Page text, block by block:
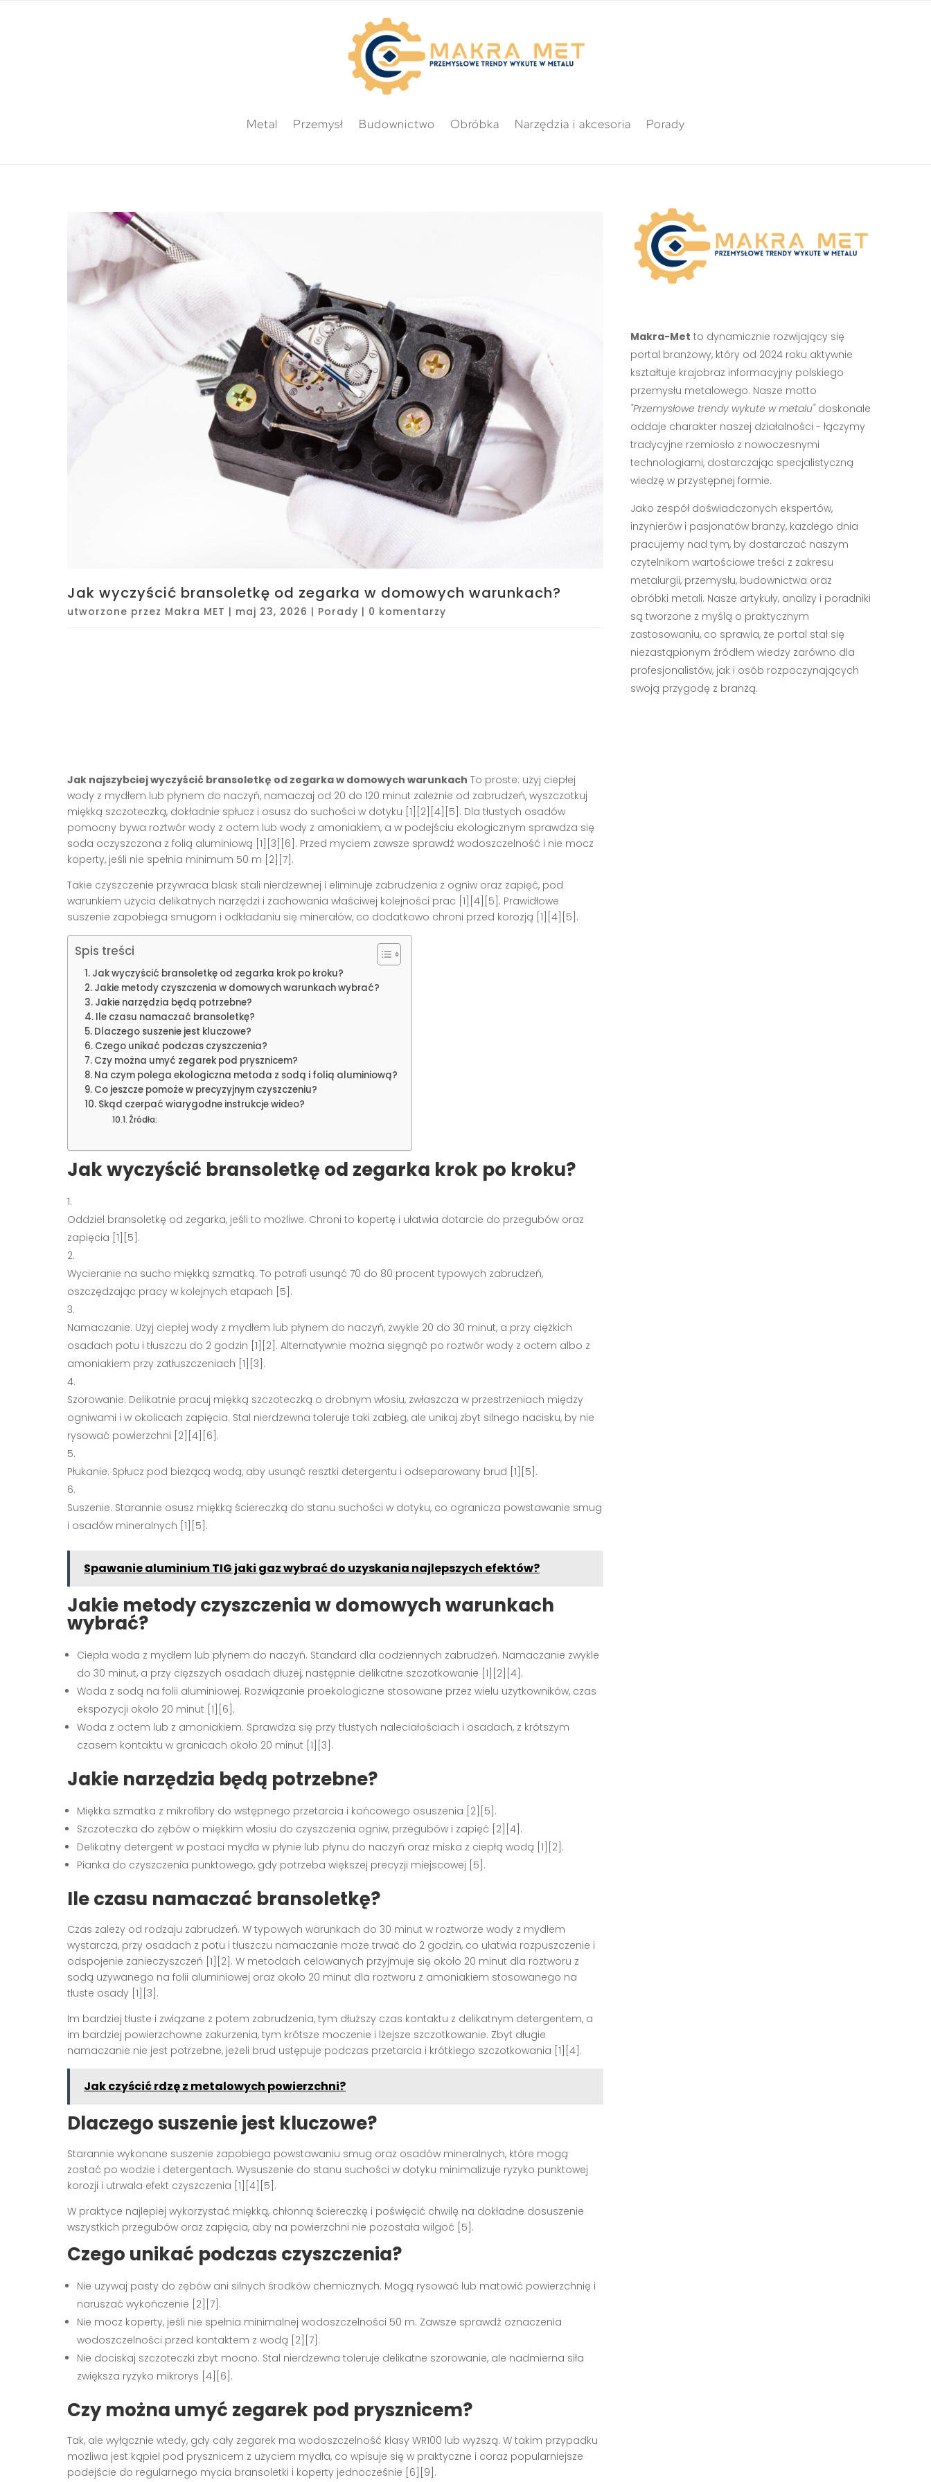
Metal Przemysł Budownictwo Obróbka Narzędzia i akcesoria Porady
Jak wyczyścić bransoletkę od zegarka w domowych warunkach?
utworzone przez Makra MET | maj 23, 2026 | Porady | 0 komentarzy
Jak najszybciej wyczyścić bransoletkę od zegarka w domowych warunkach To proste: użyj ciepłej
wody z mydłem lub płynem do naczyń, namaczaj od 20 do 120 minut zależnie od zabrudzeń, wyszczotkuj
miękką szczoteczką, dokładnie spłucz i osusz do suchości w dotyku [1][2][4][5]. Dla tłustych osadów
pomocny bywa roztwór wody z octem lub wody z amoniakiem, a w podejściu ekologicznym sprawdza się
soda oczyszczona z folią aluminiową [1][3][6]. Przed myciem zawsze sprawdź wodoszczelność i nie mocz
koperty, jeśli nie spełnia minimum 50 m [2][7].
Takie czyszczenie przywraca blask stali nierdzewnej i eliminuje zabrudzenia z ogniw oraz zapięć, pod
warunkiem użycia delikatnych narzędzi i zachowania właściwej kolejności prac [1][4][5]. Prawidłowe
suszenie zapobiega smugom i odkładaniu się minerałów, co dodatkowo chroni przed korozją [1][4][5].
Spis treści
Jak wyczyścić bransoletkę od zegarka krok po kroku?
Jakie metody czyszczenia w domowych warunkach wybrać?
Jakie narzędzia będą potrzebne?
Ile czasu namaczać bransoletkę?
Dlaczego suszenie jest kluczowe?
Czego unikać podczas czyszczenia?
Czy można umyć zegarek pod prysznicem?
Na czym polega ekologiczna metoda z sodą i folią aluminiową?
Co jeszcze pomoże w precyzyjnym czyszczeniu?
Skąd czerpać wiarygodne instrukcje wideo?
Źródła:
Jak wyczyścić bransoletkę od zegarka krok po kroku?
Oddziel bransoletkę od zegarka, jeśli to możliwe. Chroni to kopertę i ułatwia dotarcie do przegubów oraz
zapięcia [1][5].
Wycieranie na sucho miękką szmatką. To potrafi usunąć 70 do 80 procent typowych zabrudzeń,
oszczędzając pracy w kolejnych etapach [5].
Namaczanie. Użyj ciepłej wody z mydłem lub płynem do naczyń, zwykle 20 do 30 minut, a przy ciężkich
osadach potu i tłuszczu do 2 godzin [1][2]. Alternatywnie można sięgnąć po roztwór wody z octem albo z
amoniakiem przy zatłuszczeniach [1][3].
Szorowanie. Delikatnie pracuj miękką szczoteczką o drobnym włosiu, zwłaszcza w przestrzeniach między
ogniwami i w okolicach zapięcia. Stal nierdzewna toleruje taki zabieg, ale unikaj zbyt silnego nacisku, by nie
rysować powierzchni [2][4][6].
Płukanie. Spłucz pod bieżącą wodą, aby usunąć resztki detergentu i odseparowany brud [1][5].
Suszenie. Starannie osusz miękką ściereczką do stanu suchości w dotyku, co ogranicza powstawanie smug
i osadów mineralnych [1][5].
Spawanie aluminium TIG jaki gaz wybrać do uzyskania najlepszych efektów?
Jakie metody czyszczenia w domowych warunkach
wybrać?
Ciepła woda z mydłem lub płynem do naczyń. Standard dla codziennych zabrudzeń. Namaczanie zwykle
do 30 minut, a przy cięższych osadach dłużej, następnie delikatne szczotkowanie [1][2][4].
Woda z sodą na folii aluminiowej. Rozwiązanie proekologiczne stosowane przez wielu użytkowników, czas
ekspozycji około 20 minut [1][6].
Woda z octem lub z amoniakiem. Sprawdza się przy tłustych naleciałościach i osadach, z krótszym
czasem kontaktu w granicach około 20 minut [1][3].
Jakie narzędzia będą potrzebne?
Miękka szmatka z mikrofibry do wstępnego przetarcia i końcowego osuszenia [2][5].
Szczoteczka do zębów o miękkim włosiu do czyszczenia ogniw, przegubów i zapięć [2][4].
Delikatny detergent w postaci mydła w płynie lub płynu do naczyń oraz miska z ciepłą wodą [1][2].
Pianka do czyszczenia punktowego, gdy potrzeba większej precyzji miejscowej [5].
Ile czasu namaczać bransoletkę?
Czas zależy od rodzaju zabrudzeń. W typowych warunkach do 30 minut w roztworze wody z mydłem
wystarcza, przy osadach z potu i tłuszczu namaczanie może trwać do 2 godzin, co ułatwia rozpuszczenie i
odspojenie zanieczyszczeń [1][2]. W metodach celowanych przyjmuje się około 20 minut dla roztworu z
sodą używanego na folii aluminiowej oraz około 20 minut dla roztworu z amoniakiem stosowanego na
tłuste osady [1][3].
Im bardziej tłuste i związane z potem zabrudzenia, tym dłuższy czas kontaktu z delikatnym detergentem, a
im bardziej powierzchowne zakurzenia, tym krótsze moczenie i lżejsze szczotkowanie. Zbyt długie
namaczanie nie jest potrzebne, jeżeli brud ustępuje podczas przetarcia i krótkiego szczotkowania [1][4].
Jak czyścić rdzę z metalowych powierzchni?
Dlaczego suszenie jest kluczowe?
Starannie wykonane suszenie zapobiega powstawaniu smug oraz osadów mineralnych, które mogą
zostać po wodzie i detergentach. Wysuszenie do stanu suchości w dotyku minimalizuje ryzyko punktowej
korozji i utrwala efekt czyszczenia [1][4][5].
W praktyce najlepiej wykorzystać miękką, chłonną ściereczkę i poświęcić chwilę na dokładne dosuszenie
wszystkich przegubów oraz zapięcia, aby na powierzchni nie pozostała wilgoć [5].
Czego unikać podczas czyszczenia?
Nie używaj pasty do zębów ani silnych środków chemicznych. Mogą rysować lub matowić powierzchnię i
naruszać wykończenie [2][7].
Nie mocz koperty, jeśli nie spełnia minimalnej wodoszczelności 50 m. Zawsze sprawdź oznaczenia
wodoszczelności przed kontaktem z wodą [2][7].
Nie dociskaj szczoteczki zbyt mocno. Stal nierdzewna toleruje delikatne szorowanie, ale nadmierna siła
zwiększa ryzyko mikrorys [4][6].
Czy można umyć zegarek pod prysznicem?
Tak, ale wyłącznie wtedy, gdy cały zegarek ma wodoszczelność klasy WR100 lub wyższą. W takim przypadku
możliwa jest kąpiel pod prysznicem z użyciem mydła, co wpisuje się w praktyczne i coraz popularniejsze
podejście do regularnego mycia bransoletki i koperty jednocześnie [6][9].
Makra-Met to dynamicznie rozwijający się
portal branżowy, który od 2024 roku aktywnie
kształtuje krajobraz informacyjny polskiego
przemysłu metalowego. Nasze motto
"Przemysłowe trendy wykute w metalu"doskonale
oddaje charakter naszej działalności - łączymy
tradycyjne rzemiosło z nowoczesnymi
technologiami, dostarczając specjalistyczną
wiedzę w przystępnej formie.
Jako zespół doświadczonych ekspertów,
inżynierów i pasjonatów branży, każdego dnia
pracujemy nad tym, by dostarczać naszym
czytelnikom wartościowe treści z zakresu
metalurgii, przemysłu, budownictwa oraz
obróbki metali. Nasze artykuły, analizy i poradniki
są tworzone z myślą o praktycznym
zastosowaniu, co sprawia, że portal stał się
niezastąpionym źródłem wiedzy zarówno dla
profesjonalistów, jak i osób rozpoczynających
swoją przygodę z branżą.